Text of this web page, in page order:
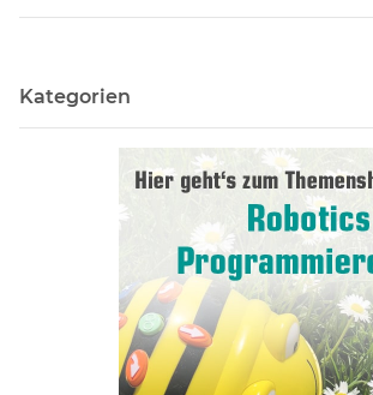
Kategorien